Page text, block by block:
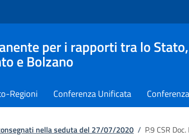
per i rapporti tra lo
e Bolzano
Regioni Conferenza Unificata
nella seduta del 27/07/2020 / P.9 CSR